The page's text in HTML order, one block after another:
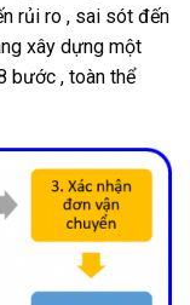
rủi ro , sai sót đến
xây dựng một
bước , toàn thể